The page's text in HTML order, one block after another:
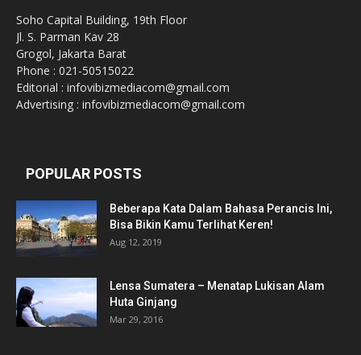
Soho Capital Building, 19th Floor
Jl. S. Parman Kav 28
Grogol, Jakarta Barat
Phone : 021-50515022
Editorial : infovibizmediacom@gmail.com
Advertising : infovibizmediacom@gmail.com
POPULAR POSTS
Beberapa Kata Dalam Bahasa Perancis Ini,
Bisa Bikin Kamu Terlihat Keren!
Aug 12, 2019
Lensa Sumatera – Menatap Lukisan Alam
Huta Ginjang
Mar 29, 2016